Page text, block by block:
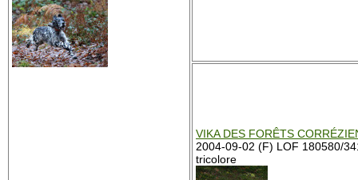
VIKA DES FORÊTS
2004-09-02 (F) LOF 180580/
tricolore